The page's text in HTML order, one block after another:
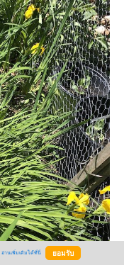
อ่านเพิ่มเติมได้ที่นี่